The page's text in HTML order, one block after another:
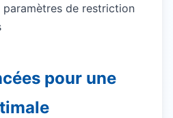
de restriction
pour une